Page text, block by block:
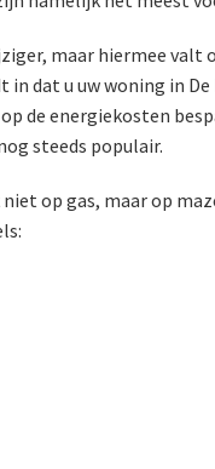
maar hiermee valt
dat u uw woning in
de energiekosten
steeds populair.
op gas, maar op